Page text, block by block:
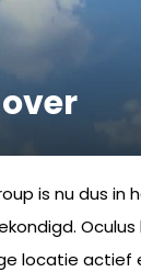
is nu dus in
locatie